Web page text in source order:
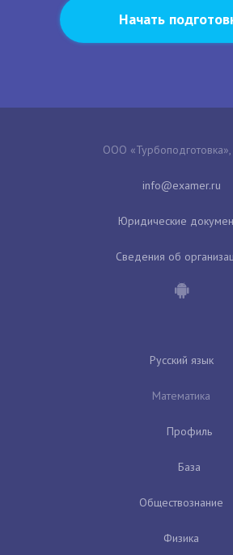
Начать
ООО
Юридические
Сведения об
Русский язык
Математика
Профиль
База
Обществознание
Физика